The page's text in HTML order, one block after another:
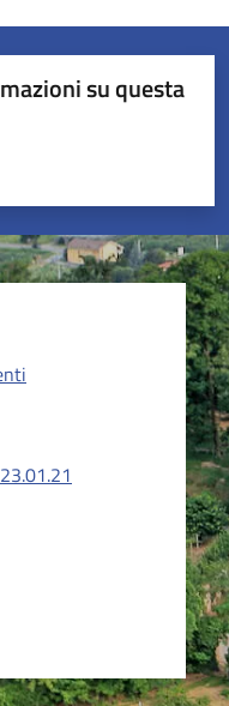
su questa